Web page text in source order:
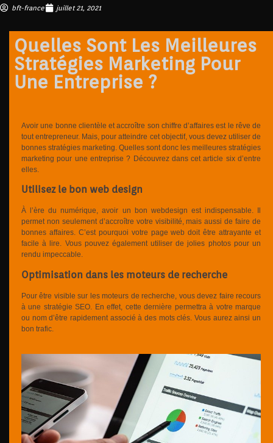
bft-france juillet 21, 2021
Quelles Sont Les Meilleures
Stratégies Marketing Pour
Une Entreprise ?
Avoir une bonne clientèle et accroître son chiffre d’affaires est le rêve de
tout entrepreneur. Mais, pour atteindre cet objectif, vous devez utiliser de
bonnes stratégies marketing. Quelles sont donc les meilleures stratégies
marketing pour une entreprise ? Découvrez dans cet article six d’entre
elles.
Utilisez le bon web design
À l’ère du numérique, avoir un bon webdesign est indispensable. Il
permet non seulement d’accroître votre visibilité, mais aussi de faire de
bonnes affaires. C’est pourquoi votre page web doit être attrayante et
facile à lire. Vous pouvez également utiliser de jolies photos pour un
rendu impeccable.
Optimisation dans les moteurs de recherche
Pour être visible sur les moteurs de recherche, vous devez faire recours
à une stratégie SEO. En effet, cette dernière permettra à votre marque
ou nom d’être rapidement associé à des mots clés. Vous aurez ainsi un
bon trafic.